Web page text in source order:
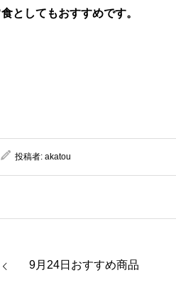
としてもおすすめです。
投稿者: akatou
9月24日おすすめ商品